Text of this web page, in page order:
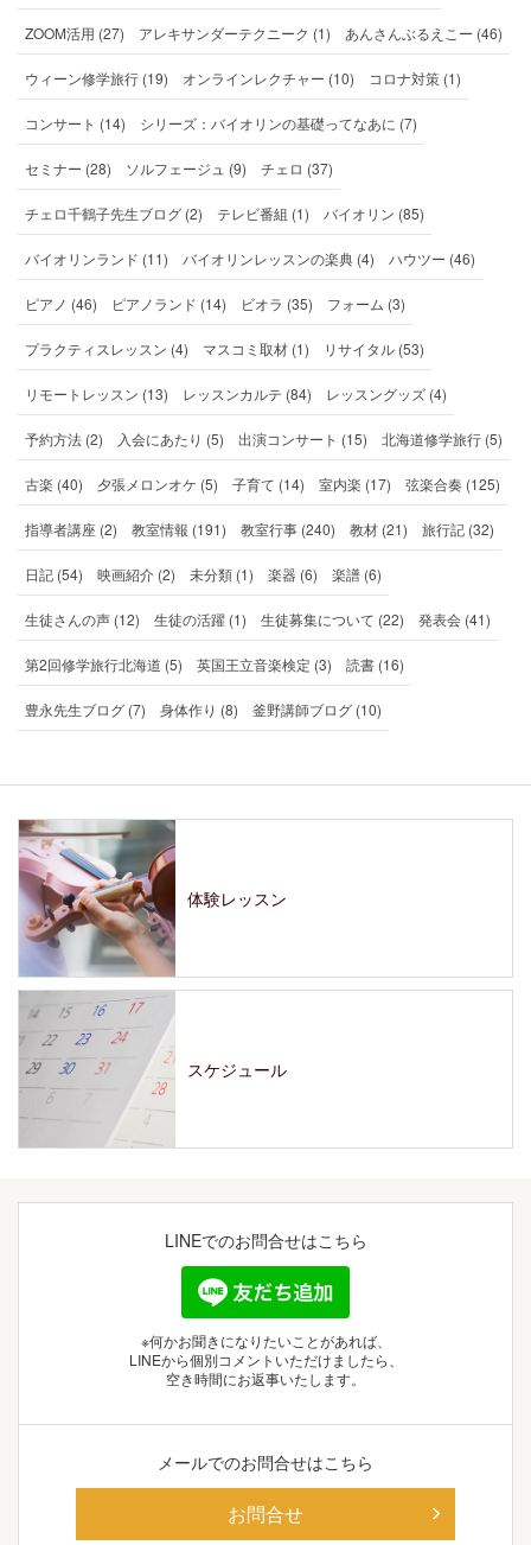
ZOOM活用 (27) アレキサンダーテクニーク (1) あんさんぶるえこー (46)
ウィーン修学旅行 (19) オンラインレクチャー (10) コロナ対策 (1)
コンサート (14) シリーズ：バイオリンの基礎ってなあに (7)
セミナー (28) ソルフェージュ (9) チェロ (37)
チェロ千鶴子先生ブログ (2) テレビ番組 (1) バイオリン (85)
バイオリンランド (11) バイオリンレッスンの楽典 (4) ハウツー (46)
ピアノ (46) ピアノランド (14) ビオラ (35) フォーム (3)
プラクティスレッスン (4) マスコミ取材 (1) リサイタル (53)
リモートレッスン (13) レッスンカルテ (84) レッスングッズ (4)
予約方法 (2) 入会にあたり (5) 出演コンサート (15) 北海道修学旅行 (5)
古楽 (40) 夕張メロンオケ (5) 子育て (14) 室内楽 (17) 弦楽合奏 (125)
指導者講座 (2) 教室情報 (191) 教室行事 (240) 教材 (21) 旅行記 (32)
日記 (54) 映画紹介 (2) 未分類 (1) 楽器 (6) 楽譜 (6)
生徒さんの声 (12) 生徒の活躍 (1) 生徒募集について (22) 発表会 (41)
第2回修学旅行北海道 (5) 英国王立音楽検定 (3) 読書 (16)
豊永先生ブログ (7) 身体作り (8) 釜野講師ブログ (10)
LINEでのお問合せはこちら
※何かお聞きになりたいことがあれば、
LINEから個別コメントいただけましたら、
空き時間にお返事いたします。
メールでのお問合せはこちら
お問合せ
体験レッスン
スケジュール